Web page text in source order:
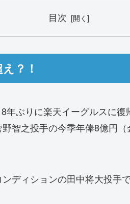
目次
？！
ぶりに楽天イーグルスに復
智之投手の今季年俸8億円
ディションの田中将大投手